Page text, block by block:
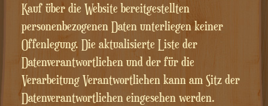
Kauf über die Website bereitgestellten
personenbezogenen Daten unterliegen keiner
Offenlegung. Die aktualisierte Liste der
Datenverantwortlichen und der für die
Verarbeitung Verantwortlichen kann am Sitz der
Datenverantwortlichen eingesehen werden.